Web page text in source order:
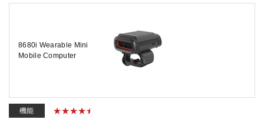
8680i Wearable Mini
Mobile Computer
機能